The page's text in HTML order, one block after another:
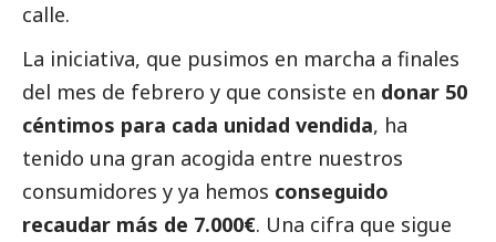
calle.
La iniciativa, que pusimos en marcha a finales
del mes de febrero y que consiste en donar 50
céntimos para cada unidad vendida, ha
tenido una gran acogida entre nuestros
consumidores y ya hemos conseguido
recaudar más de 7.000€. Una cifra que sigue